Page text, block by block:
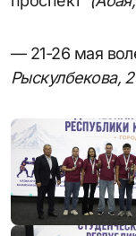
— 21-26 мая
Рыскулбекова,